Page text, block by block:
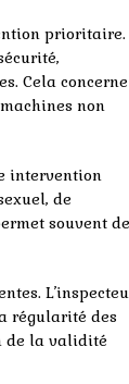
prioritaire.
Cela concerne
non
intervention
de
souvent de
régularité des
de la validité